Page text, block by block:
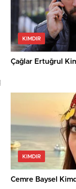
KIMDIR
Çağlar Ertuğrul
KIMDIR
Cemre Baysel